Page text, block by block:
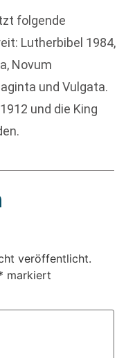
folgende
Lutherbibel 1984,
Novum
und Vulgata.
und die King
veröffentlicht.
markiert